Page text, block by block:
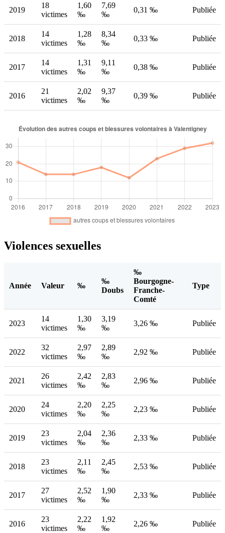
2019
18
victimes
1,60
‰
7,69
‰
0,31 ‰ Publiée
2018
14
victimes
1,28
‰
8,34
‰
0,33 ‰ Publiée
2017
14
victimes
1,31
‰
9,11
‰
0,38 ‰ Publiée
2016
21
victimes
2,02
‰
9,37
‰
0,39 ‰ Publiée
Violences sexuelles
Année Valeur ‰
‰
Doubs
‰
Bourgogne-
Franche-
Comté
Type
2023
14
victimes
1,30
‰
3,19
‰
3,26 ‰ Publiée
2022
32
victimes
2,97
‰
2,89
‰
2,92 ‰ Publiée
2021
26
victimes
2,42
‰
2,83
‰
2,96 ‰ Publiée
2020
24
victimes
2,20
‰
2,25
‰
2,23 ‰ Publiée
2019
23
victimes
2,04
‰
2,36
‰
2,33 ‰ Publiée
2018
23
victimes
2,11
‰
2,45
‰
2,53 ‰ Publiée
2017
27
victimes
2,52
‰
1,90
‰
2,33 ‰ Publiée
2016
23
victimes
2,22
‰
1,92
‰
2,26 ‰ Publiée